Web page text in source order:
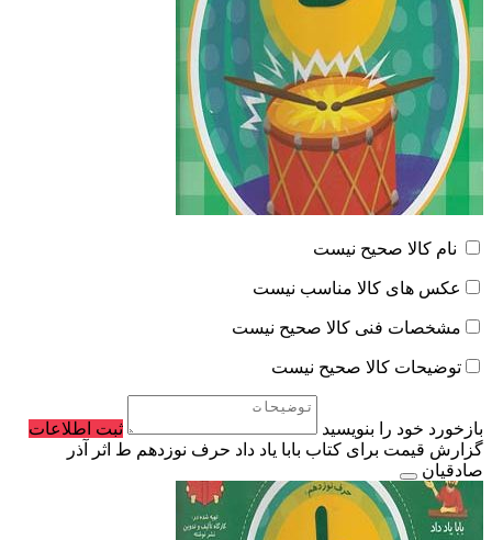
نام کالا صحیح نیست
عکس های کالا مناسب نیست
مشخصات فنی کالا صحیح نیست
توضیحات کالا صحیح نیست
بازخورد خود را بنویسید
ثبت اطلاعات
گزارش قیمت برای کتاب بابا یاد داد حرف نوزدهم ط اثر آذر
صادقیان